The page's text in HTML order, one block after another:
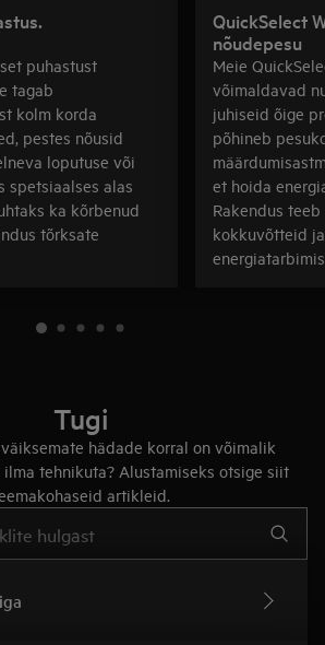
puhastust
tagab
kolm korda
pestes nõusid
loputuse või
spetsiaalses alas
ka kõrbenud
tõrksate
QuickSelect
nõudepesu
Meie
võimaldavad
juhiseid õige
põhineb
et hoida
Rakendus
kokkuvõtteid
Tugi
hädade korral on võimalik
tehnikuta? Alustamiseks otsige siit
artikleid.